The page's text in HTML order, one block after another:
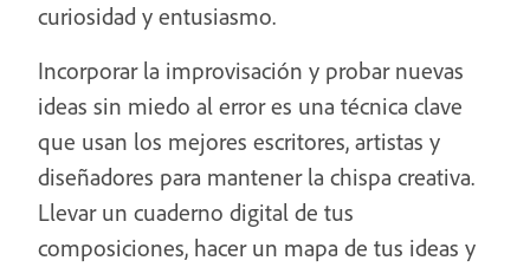
curiosidad y entusiasmo.
Incorporar la improvisación y probar nuevas
ideas sin miedo al error es una técnica clave
que usan los mejores escritores, artistas y
diseñadores para mantener la chispa creativa.
Llevar un cuaderno digital de tus
composiciones, hacer un mapa de tus ideas y